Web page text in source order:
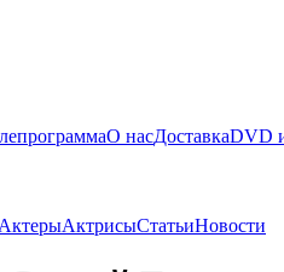
О насДоставкаDVD
АктерыАктрисыСтатьиНовости